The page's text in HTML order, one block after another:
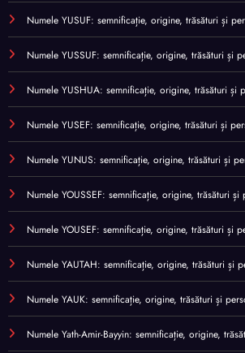
Numele YUSUF: semnificație, origine, trăsături și
Numele YUSSUF: semnificație, origine, trăsături și
Numele YUSHUA: semnificație, origine, trăsături și
Numele YUSEF: semnificație, origine, trăsături și
Numele YUNUS: semnificație, origine, trăsături și
Numele YOUSSEF: semnificație, origine, trăsături și
Numele YOUSEF: semnificație, origine, trăsături și
Numele YAUTAH: semnificație, origine, trăsături și
Numele YAUK: semnificație, origine, trăsături și
Numele Yath-Amir-Bayyin: semnificație, origine,